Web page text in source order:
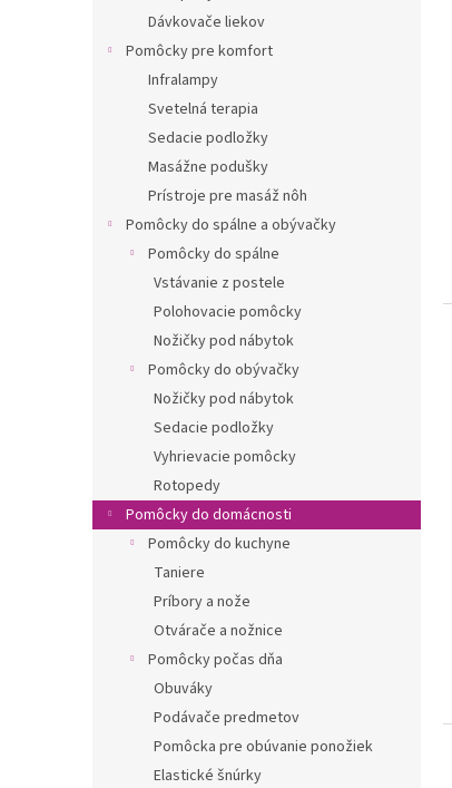
Dávkovače liekov
Pomôcky pre komfort
Infralampy
Svetelná terapia
Sedacie podložky
Masážne podušky
Prístroje pre masáž nôh
Pomôcky do spálne a obývačky
Pomôcky do spálne
Vstávanie z postele
Polohovacie pomôcky
Nožičky pod nábytok
Pomôcky do obývačky
Nožičky pod nábytok
Sedacie podložky
Vyhrievacie pomôcky
Rotopedy
Pomôcky do domácnosti
Pomôcky do kuchyne
Taniere
Príbory a nože
Otvárače a nožnice
Pomôcky počas dňa
Obuváky
Podávače predmetov
Pomôcka pre obúvanie ponožiek
Elastické šnúrky